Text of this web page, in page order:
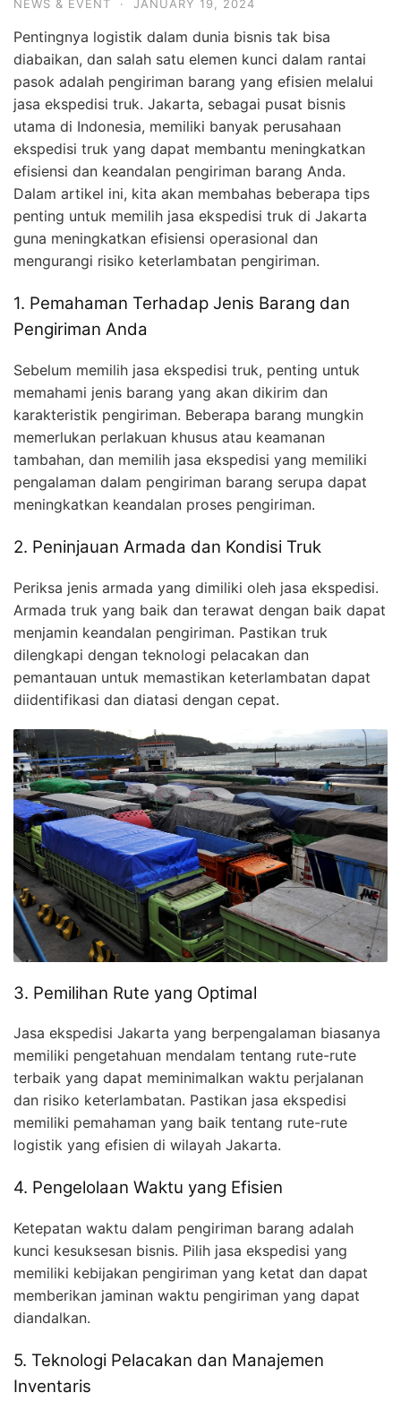
NEWS & EVENT · JANUARY 19, 2024
Pentingnya logistik dalam dunia bisnis tak bisa
diabaikan, dan salah satu elemen kunci dalam rantai
pasok adalah pengiriman barang yang efisien melalui
jasa ekspedisi truk. Jakarta, sebagai pusat bisnis
utama di Indonesia, memiliki banyak perusahaan
ekspedisi truk yang dapat membantu meningkatkan
efisiensi dan keandalan pengiriman barang Anda.
Dalam artikel ini, kita akan membahas beberapa tips
penting untuk memilih jasa ekspedisi truk di Jakarta
guna meningkatkan efisiensi operasional dan
mengurangi risiko keterlambatan pengiriman.
1. Pemahaman Terhadap Jenis Barang dan
Pengiriman Anda
Sebelum memilih jasa ekspedisi truk, penting untuk
memahami jenis barang yang akan dikirim dan
karakteristik pengiriman. Beberapa barang mungkin
memerlukan perlakuan khusus atau keamanan
tambahan, dan memilih jasa ekspedisi yang memiliki
pengalaman dalam pengiriman barang serupa dapat
meningkatkan keandalan proses pengiriman.
2. Peninjauan Armada dan Kondisi Truk
Periksa jenis armada yang dimiliki oleh jasa ekspedisi.
Armada truk yang baik dan terawat dengan baik dapat
menjamin keandalan pengiriman. Pastikan truk
dilengkapi dengan teknologi pelacakan dan
pemantauan untuk memastikan keterlambatan dapat
diidentifikasi dan diatasi dengan cepat.
3. Pemilihan Rute yang Optimal
Jasa ekspedisi Jakarta yang berpengalaman biasanya
memiliki pengetahuan mendalam tentang rute-rute
terbaik yang dapat meminimalkan waktu perjalanan
dan risiko keterlambatan. Pastikan jasa ekspedisi
memiliki pemahaman yang baik tentang rute-rute
logistik yang efisien di wilayah Jakarta.
4. Pengelolaan Waktu yang Efisien
Ketepatan waktu dalam pengiriman barang adalah
kunci kesuksesan bisnis. Pilih jasa ekspedisi yang
memiliki kebijakan pengiriman yang ketat dan dapat
memberikan jaminan waktu pengiriman yang dapat
diandalkan.
5. Teknologi Pelacakan dan Manajemen
Inventaris